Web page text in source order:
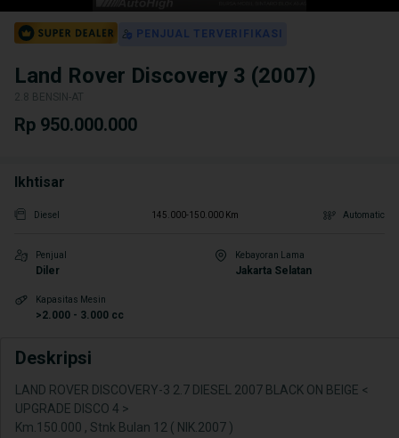
PENJUAL TERVERIFIKASI
Land Rover Discovery 3 (2007)
2.8 BENSIN-AT
Rp 950.000.000
Ikhtisar
Diesel 145.000-150.000 Km Automatic
Penjual
Diler
Kebayoran Lama
Jakarta Selatan
Kapasitas Mesin
>2.000 - 3.000 cc
Deskripsi
LAND ROVER DISCOVERY-3 2.7 DIESEL 2007 BLACK ON BEIGE <
UPGRADE DISCO 4 >
Km.150.000 , Stnk Bulan 12 ( NIK.2007 )